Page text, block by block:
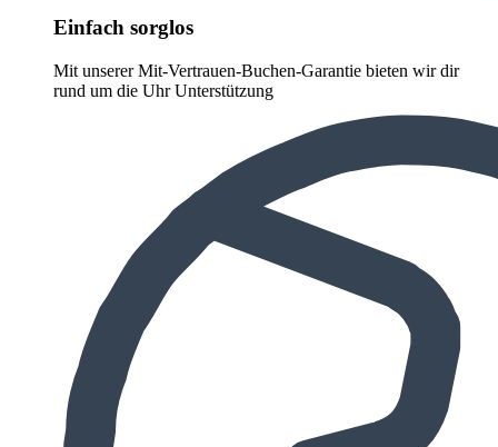
Einfach sorglos
Mit unserer Mit-Vertrauen-Buchen-Garantie bieten wir dir
rund um die Uhr Unterstützung